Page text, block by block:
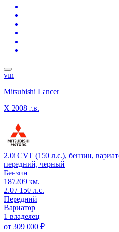
vin
Mitsubishi Lancer
X 2008 г.в.
2.0i CVT (150 л.с.), бензин,
передний, черный
Бензин
187209 км.
2.0 / 150 л.с.
Передний
Вариатор
1 владелец
от 309 000 ₽